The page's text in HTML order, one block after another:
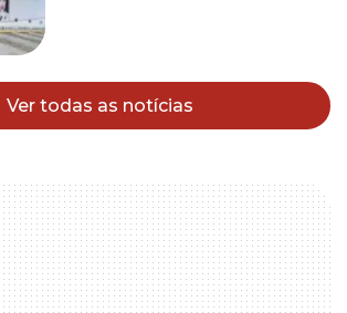
Ver todas as notícias